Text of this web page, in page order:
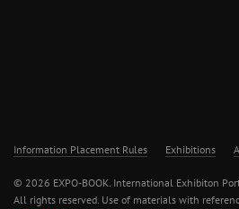
Information Placement Rules Exhibitions
© 2026 EXPO-BOOK. International Exhibiton
All rights reserved. Use of materials with